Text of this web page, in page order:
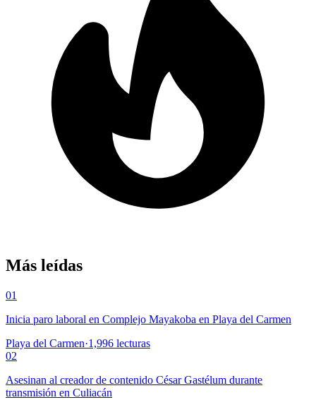
Más leídas
01
Inicia paro laboral en Complejo Mayakoba en Playa del Carmen
Playa del Carmen·1,996 lecturas
02
Asesinan al creador de contenido César Gastélum durante
transmisión en Culiacán